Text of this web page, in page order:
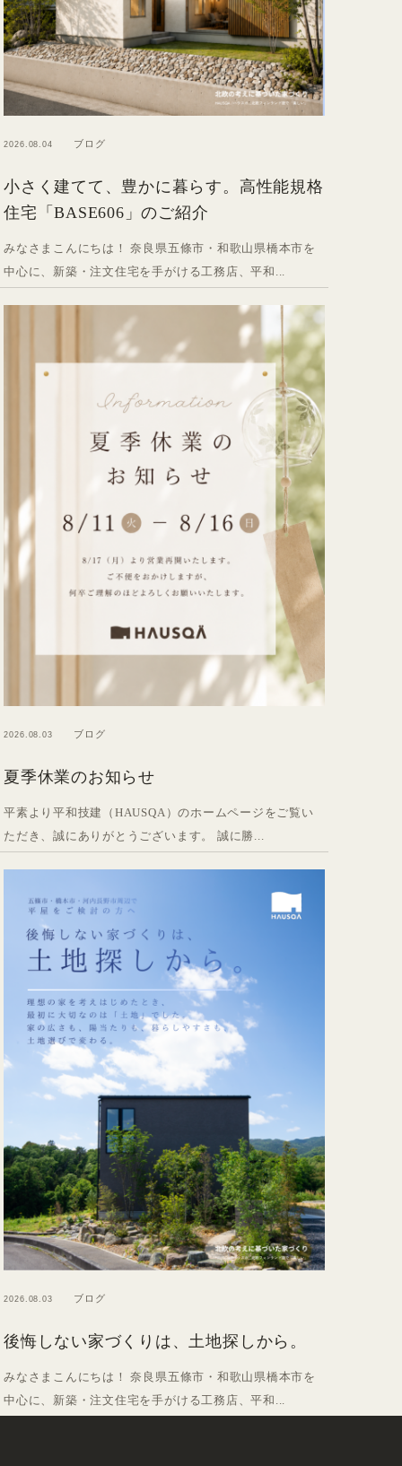
2026.08.04 ブログ
小さく建てて、豊かに暮らす。高性能規格
住宅「BASE606」のご紹介
みなさまこんにちは！ 奈良県五條市・和歌山県橋本市を
中心に、新築・注文住宅を手がける工務店、平和...
2026.08.03 ブログ
夏季休業のお知らせ
平素より平和技建（HAUSQA）のホームページをご覧い
ただき、誠にありがとうございます。 誠に勝...
2026.08.03 ブログ
後悔しない家づくりは、土地探しから。
みなさまこんにちは！ 奈良県五條市・和歌山県橋本市を
中心に、新築・注文住宅を手がける工務店、平和...